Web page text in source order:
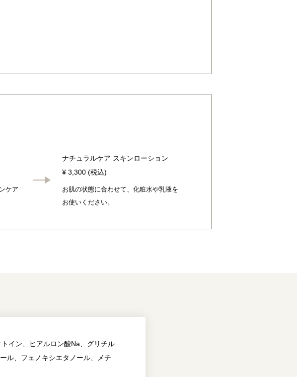
ケア
ナチュラルケア スキンローション
¥ 3,300 (税込)
お肌の状態に合わせて、化粧水や乳液を
お使いください。
イン、ヒアルロン酸Na、グリチル
ル、フェノキシエタノール、メチ